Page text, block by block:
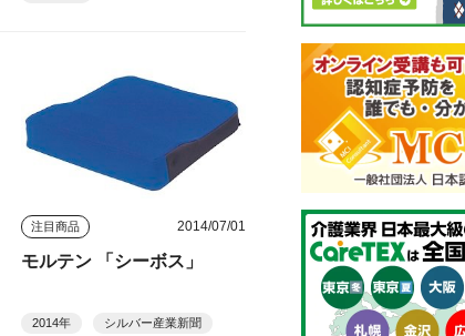
注目商品 2014/07/01
モルテン 「シーボス」
2014年 シルバー産業新聞